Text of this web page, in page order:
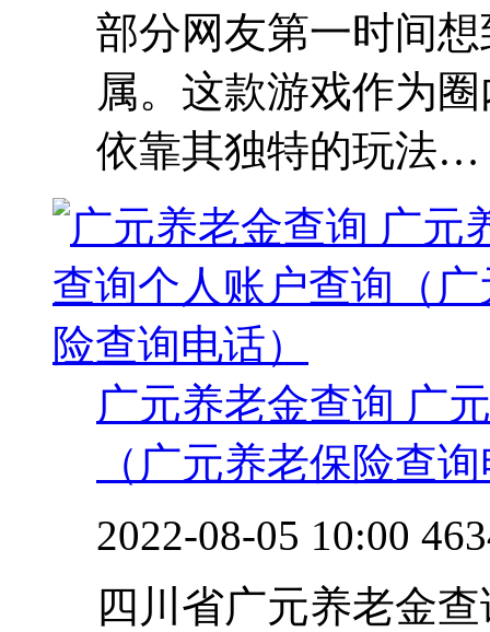
部分网友第一时间
属。这款游戏作为
依靠其独特的玩法…
广元养老金查询 广
（广元养老保险查
2022-08-05 10:00
四川省广元养老金